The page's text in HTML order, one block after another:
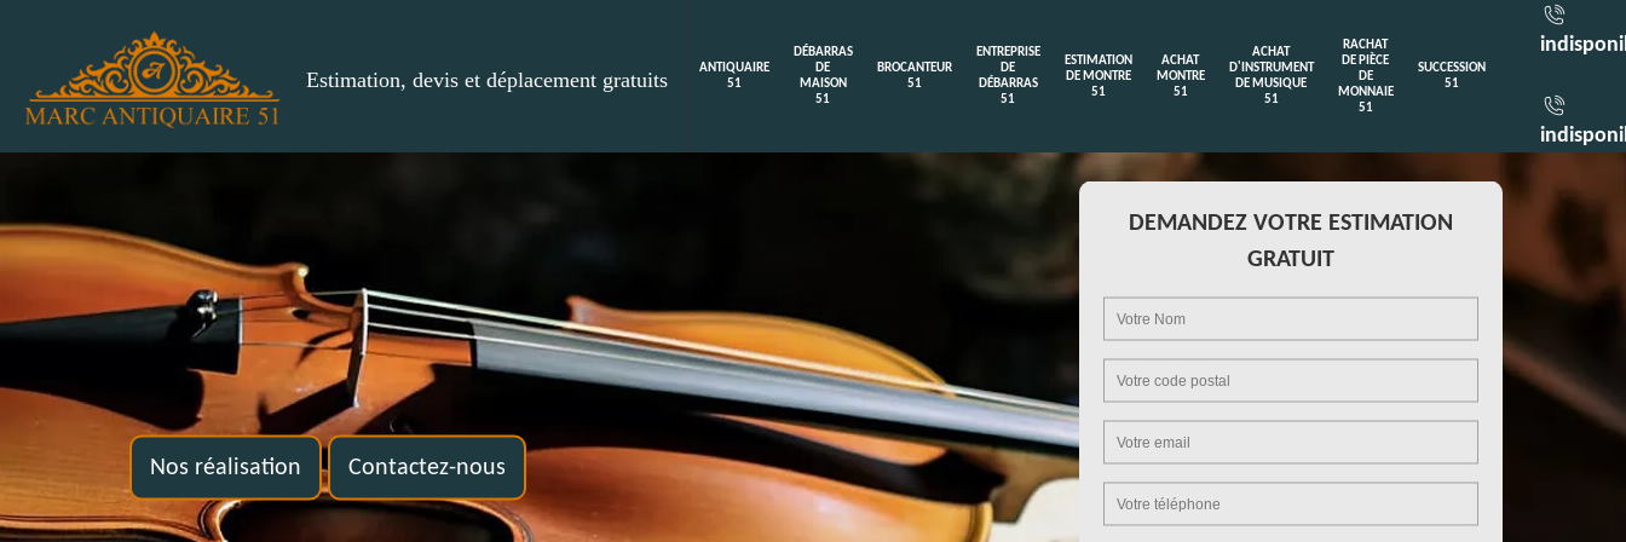
Estimation, devis et déplacement gratuits
ANTIQUAIRE
51
DÉBARRAS
DE
MAISON
51
BROCANTEUR
51
ENTREPRISE
DE
DÉBARRAS
51
ESTIMATION
DE MONTRE
51
ACHAT
MONTRE
51
ACHAT
D'INSTRUMENT
DE MUSIQUE
51
RACHAT
DE PIÈCE
DE
MONNAIE
51
SUCCESSION
51
Nos réalisation Contactez-nous
DEMANDEZ VOTRE ESTIMATION
GRATUIT